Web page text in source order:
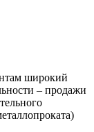
широкий
– продажи